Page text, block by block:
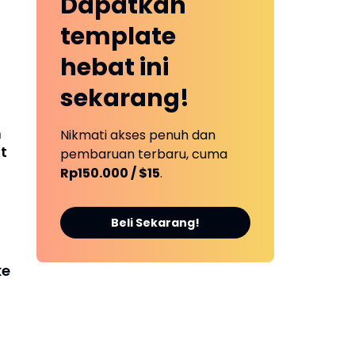
template
hebat ini
sekarang!
Nikmati akses penuh dan
pembaruan terbaru, cuma
Rp150.000 / $15.
Beli Sekarang!